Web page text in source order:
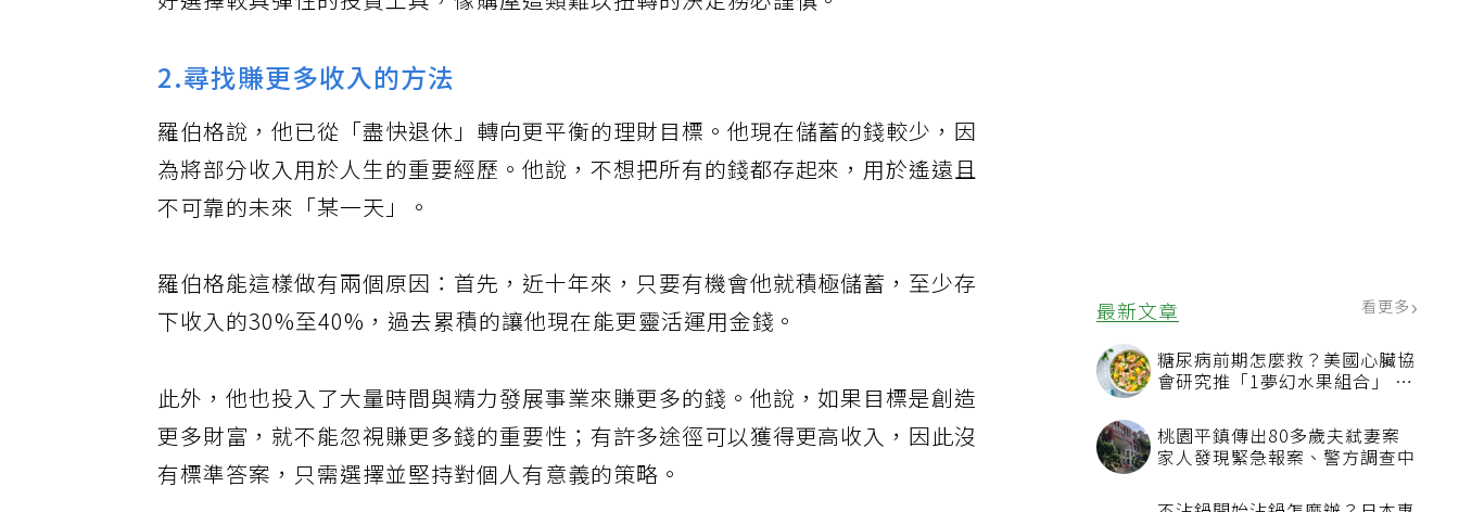
最新文章 看更多
糖尿病前期怎麼救？美國心臟協
會研究推「1夢幻水果組合」 酪
桃園平鎮傳出80多歲夫弒妻案
家人發現緊急報案、警方調查中
好選擇較具彈性的投資工具，像購屋這類難以扭轉的決定務必謹慎。
2.尋找賺更多收入的方法
羅伯格說，他已從「盡快退休」轉向更平衡的理財目標。他現在儲蓄的錢較少，因
為將部分收入用於人生的重要經歷。他說，不想把所有的錢都存起來，用於遙遠且
不可靠的未來「某一天」。
羅伯格能這樣做有兩個原因：首先，近十年來，只要有機會他就積極儲蓄，至少存
下收入的30%至40%，過去累積的讓他現在能更靈活運用金錢。
此外，他也投入了大量時間與精力發展事業來賺更多的錢。他說，如果目標是創造
更多財富，就不能忽視賺更多錢的重要性；有許多途徑可以獲得更高收入，因此沒
有標準答案，只需選擇並堅持對個人有意義的策略。